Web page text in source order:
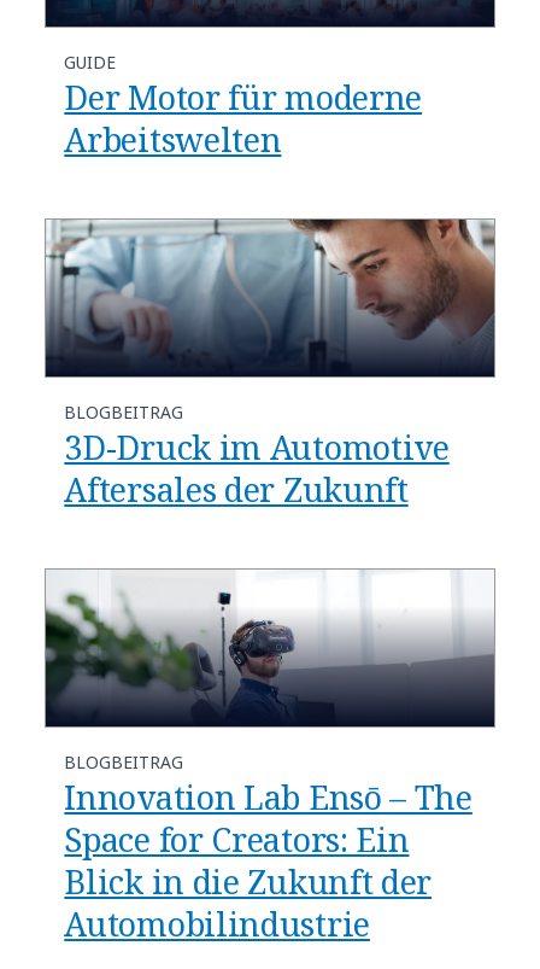
GUIDE
Der Motor für moderne
Arbeitswelten
BLOGBEITRAG
3D-Druck im Automotive
Aftersales der Zukunft
BLOGBEITRAG
Innovation Lab Ensō – The
Space for Creators: Ein
Blick in die Zukunft der
Automobilindustrie